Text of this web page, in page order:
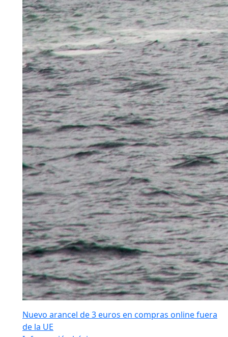
Nuevo arancel de 3 euros en compras online fuera
de la UE